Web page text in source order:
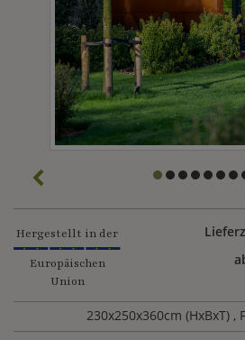
Hergestellt in der
Europäischen
Union
230x250x360cm (HxBxT) ,